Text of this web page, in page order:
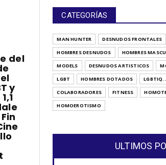
del
y
CATEGORÍAS
MAN HUNTER DESNUDOS FRONTALES
HOMBRES DESNUDOS
HOMBRES
MODELS
DESNUDOS ARTISTICOS
LGBT
HOMBRES DOTADOS
COLABORADORES
FITNESS
HOMOEROTISMO
ULTIMOS